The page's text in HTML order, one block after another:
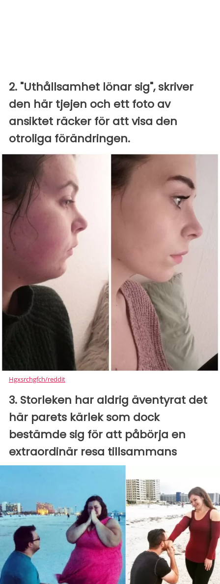
2. "Uthållsamhet lönar sig", skriver
den här tjejen och ett foto av
ansiktet räcker för att visa den
otroliga förändringen.
Hgxsrchgfch/reddit
3. Storleken har aldrig äventyrat det
här parets kärlek som dock
bestämde sig för att påbörja en
extraordinär resa tillsammans